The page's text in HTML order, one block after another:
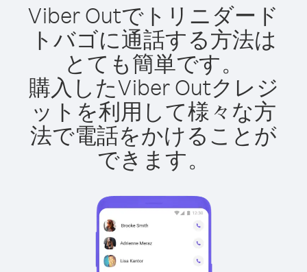
Viber Outでトリニダード
トバゴに通話する方法は
とても簡単です。
購入したViber Outクレジ
ットを利用して様々な方
法で電話をかけることが
できます。